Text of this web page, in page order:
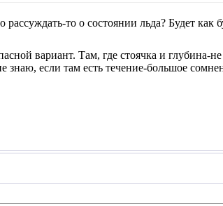
рассуждать-то о состоянии льда? Будет
вариант. Там, где стоячка и глубина-
знаю, если там есть течение-большое